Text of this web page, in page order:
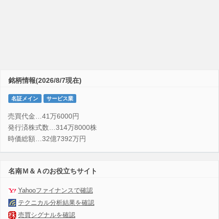
銘柄情報(2026/8/7現在)
名証メイン サービス業
売買代金…41万6000円
発行済株式数…314万8000株
時価総額…32億7392万円
名南Ｍ＆Ａのお役立ちサイト
Yahooファイナンスで確認
テクニカル分析結果を確認
売買シグナルを確認